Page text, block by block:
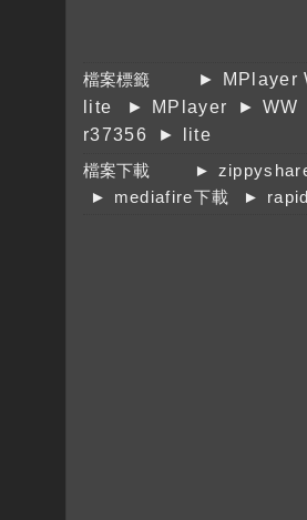
檔案標籤
► MPlayer
lite
► MPlayer ► WW
r37356
► lite
檔案下載